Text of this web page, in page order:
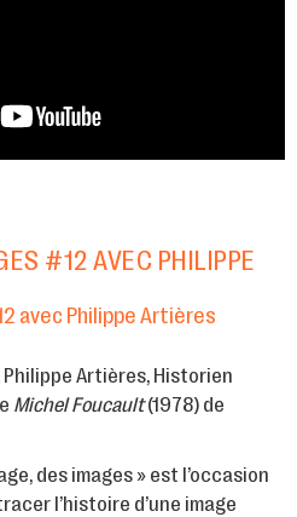
#12 AVEC PHILIPPE
avec Philippe Artières
Artières, Historien
Michel Foucault(1978) de
des images » est l’occasion
l’histoire d’une image